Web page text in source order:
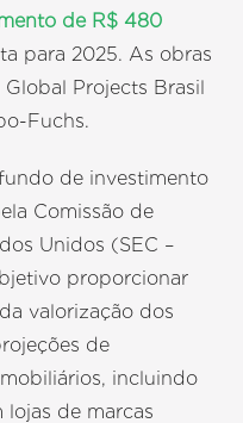
de R$ 480
para 2025. As obras
Projects Brasil
Fuchs.
de investimento
Comissão de
Unidos (SEC –
proporcionar
valorização dos
de
incluindo
de marcas